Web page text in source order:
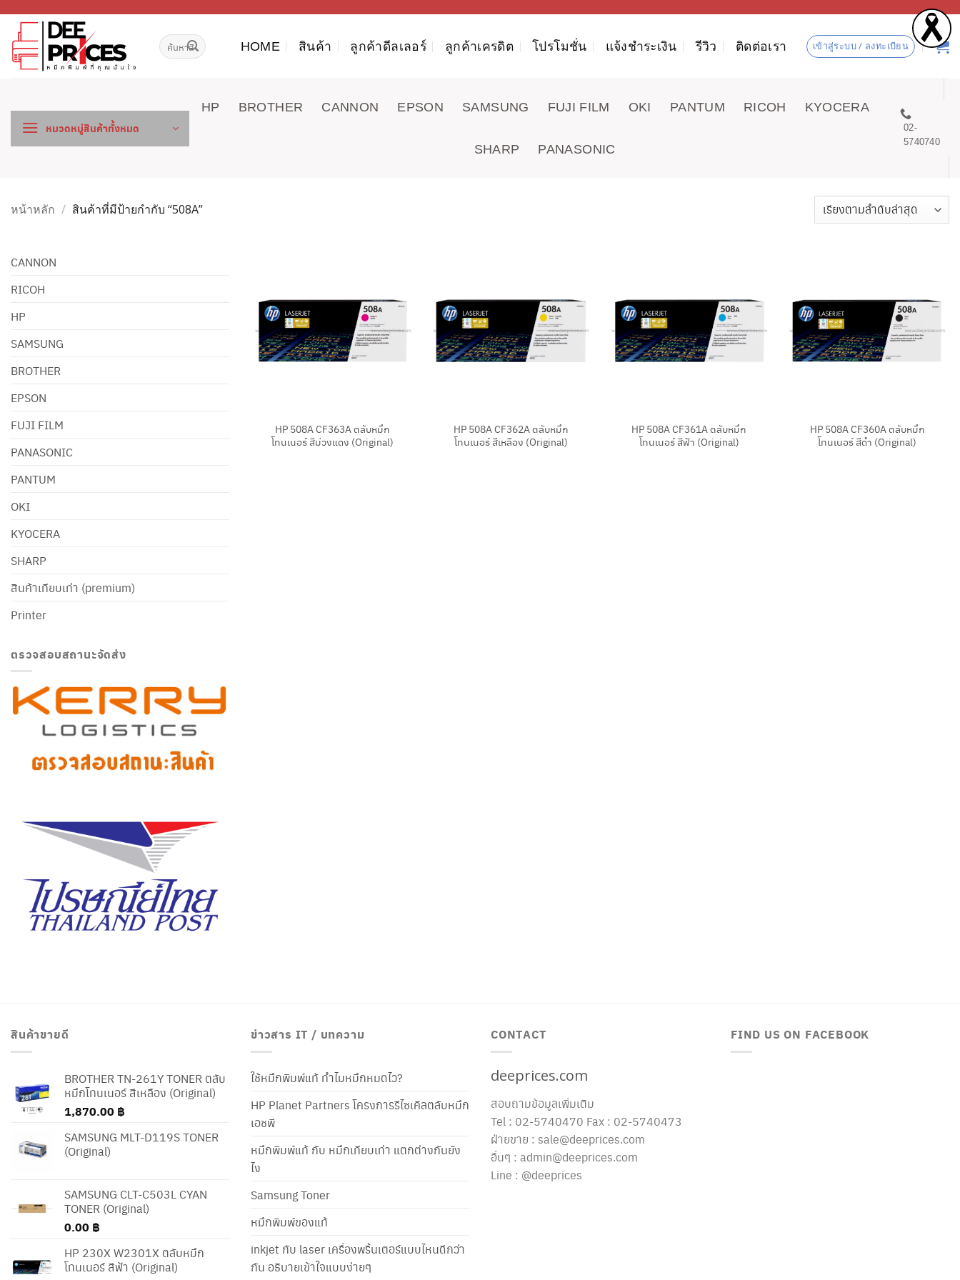
เนื้อหา
ค้นหา: HOME สินค้า ลูกค้าดีลเลอร์ ลูกค้าเครดิต โปรโมชั่น แจ้งชำระเงิน รีวิว ติดต่อเรา เข้าสู่ระบบ / ลงทะเบียน
หมวดหมู่สินค้าทั้งหมด
HP BROTHER CANNON EPSON SAMSUNG FUJI FILM OKI PANTUM RICOH KYOCERA
SHARP PANASONIC
02-
5740740
หน้าหลัก / สินค้าที่มีป้ายกำกับ “508A”
CANNON
RICOH
HP
SAMSUNG
BROTHER
EPSON
FUJI FILM
PANASONIC
PANTUM
OKI
KYOCERA
SHARP
สินค้าเทียบเท่า (premium)
Printer
ตรวจสอบสถานะจัดส่ง
HP 508A CF363A ตลับหมึก
โทนเนอร์ สีม่วงแดง (Original)
HP 508A CF362A ตลับหมึก
โทนเนอร์ สีเหลือง (Original)
HP 508A CF361A ตลับหมึก
โทนเนอร์ สีฟ้า (Original)
HP 508A CF360A ตลับหมึก
โทนเนอร์ สีดำ (Original)
สินค้าขายดี
BROTHER TN-261Y TONER ตลับ
หมึกโทนเนอร์ สีเหลือง (Original)
1,870.00 ฿
SAMSUNG MLT-D119S TONER
(Original)
SAMSUNG CLT-C503L CYAN
TONER (Original)
0.00 ฿
HP 230X W2301X ตลับหมึก
โทนเนอร์ สีฟ้า (Original)
ข่าวสาร IT / บทความ
ใช้หมึกพิมพ์แท้ ทำไมหมึกหมดไว?
HP Planet Partners โครงการรีไซเคิลตลับหมึก
เอชพี
หมึกพิมพ์แท้ กับ หมึกเทียบเท่า แตกต่างกันยัง
ไง
Samsung Toner
หมึกพิมพ์ของแท้
inkjet กับ laser เครื่องพริ้นเตอร์แบบไหนดีกว่า
กัน อธิบายเข้าใจแบบง่ายๆ
CONTACT
deeprices.com
สอบถามข้อมูลเพิ่มเติม
Tel : 02-5740470 Fax : 02-5740473
ฝ่ายขาย : sale@deeprices.com
อื่นๆ : admin@deeprices.com
Line : @deeprices
FIND US ON FACEBOOK